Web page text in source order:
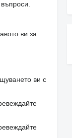
ви за
ви с